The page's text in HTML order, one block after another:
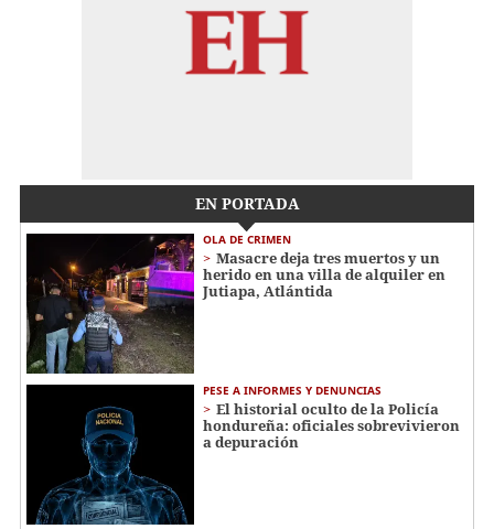
EN PORTADA
OLA DE CRIMEN
Masacre deja tres muertos y un
herido en una villa de alquiler en
Jutiapa, Atlántida
PESE A INFORMES Y DENUNCIAS
El historial oculto de la Policía
hondureña: oficiales sobrevivieron
a depuración